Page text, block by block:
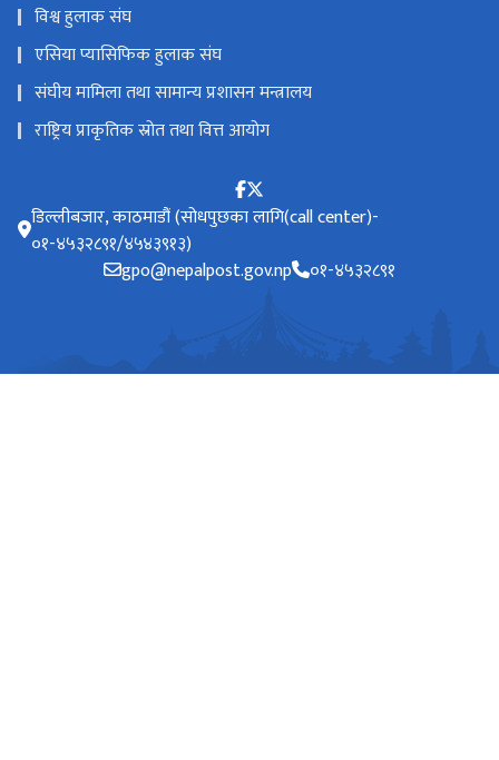
विश्व हुलाक संघ
एसिया प्यासिफिक हुलाक संघ
संघीय मामिला तथा सामान्य प्रशासन मन्त्रालय
राष्ट्रिय प्राकृतिक स्रोत तथा वित्त आयोग
डिल्लीबजार, काठमाडौं (सोधपुछका लागि(call center)-
०१-४५३२८९१/४५४३९१३)
gpo@nepalpost.gov.np
०१-४५३२८९१